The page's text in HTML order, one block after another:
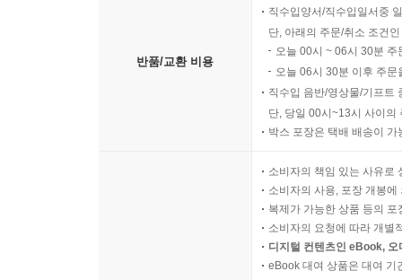
반품/교환 비용
직수입양서/직수입일서중
단, 아래의 주문/취소 조건
오늘 00시 ~ 06시 30분
오늘 06시 30분 이후 주
직수입 음반/영상물/기프트
단, 당일 00시~13시 사이의
박스 포장은 택배 배송이
소비자의 책임 있는 사유로
소비자의 사용, 포장 개봉
복제가 가능한 상품 등의
소비자의 요청에 따라 개별
디지털 컨텐츠인 eBook,
eBook 대여 상품은 대여 기